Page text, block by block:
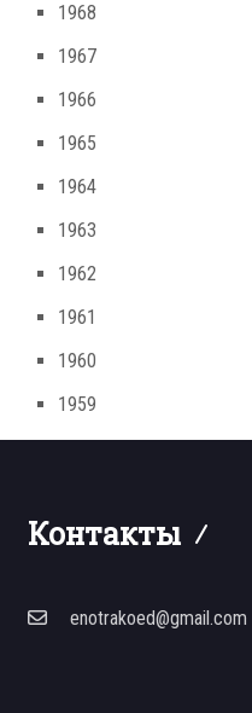
1968
1967
1966
1965
1964
1963
1962
1961
1960
1959
Контакты
enotrakoed@gmail.com